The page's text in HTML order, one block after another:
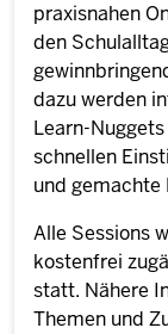
praxisnahen
den
dazu werden
Learn-
schnellen
und gemachte
Alle Sessions
kostenfrei
statt. Nähere
Themen und